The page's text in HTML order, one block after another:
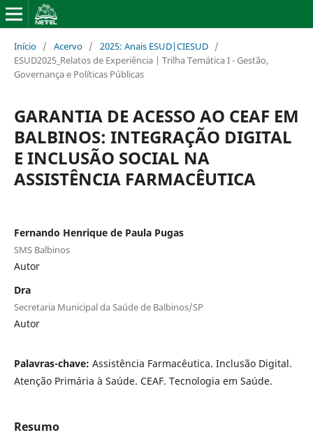
Início / Acervo / 2025: Anais ESUD|CIESUD /
ESUD2025_Relatos de Experiência | Trilha Temática I - Gestão,
Governança e Políticas Públicas
GARANTIA DE ACESSO AO CEAF EM
BALBINOS: INTEGRAÇÃO DIGITAL
E INCLUSÃO SOCIAL NA
ASSISTÊNCIA FARMACÊUTICA
Fernando Henrique de Paula Pugas
SMS Balbinos
Autor
Dra
Secretaria Municipal da Saúde de Balbinos/SP
Autor
Palavras-chave: Assistência Farmacêutica. Inclusão Digital.
Atenção Primária à Saúde. CEAF. Tecnologia em Saúde.
Resumo